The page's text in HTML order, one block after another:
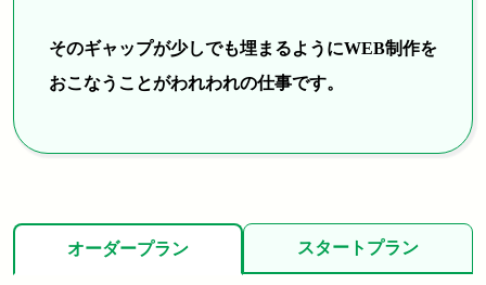
そのギャップが少しでも埋まるようにWEB制作を
おこなうことがわれわれの仕事です。
オーダープラン スタートプラン